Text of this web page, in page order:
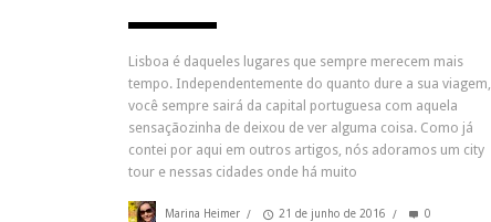
Lisboa é daqueles lugares que sempre merecem mais
tempo. Independentemente do quanto dure a sua viagem,
você sempre sairá da capital portuguesa com aquela
sensaçãozinha de deixou de ver alguma coisa. Como já
contei por aqui em outros artigos, nós adoramos um city
tour e nessas cidades onde há muito
Marina Heimer / 21 de junho de 2016 / 0